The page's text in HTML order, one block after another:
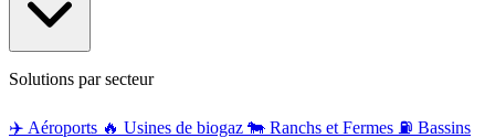
Solutions par secteur
✈️ Aéroports 🔥 Usines de biogaz 🐄 Ranchs et Fermes ⛽ Bassins